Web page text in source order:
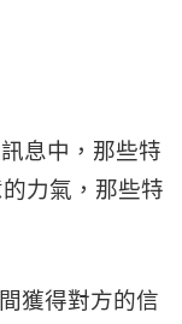
息中，那些特
力氣，那些特
獲得對方的信